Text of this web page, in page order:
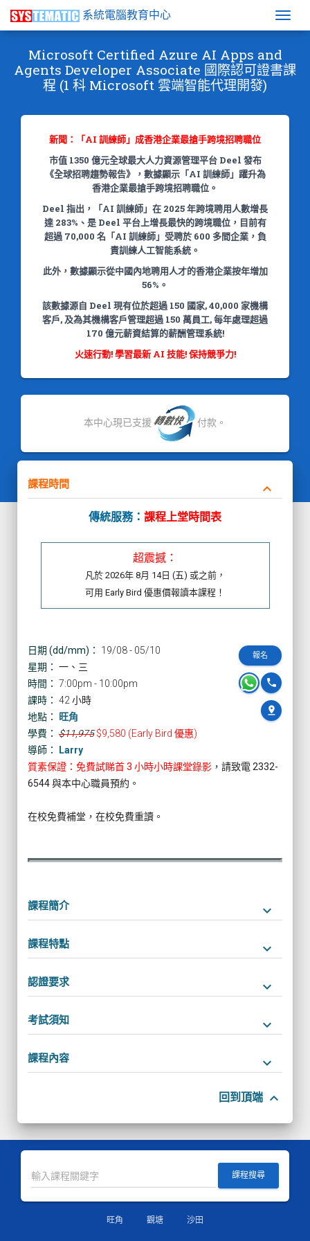
系統電腦教育中心
Microsoft Certified Azure AI Apps and
Agents Developer Associate 國際認可證書課
程 (1 科 Microsoft 雲端智能代理開發)
新聞：「AI 訓練師」成香港企業最搶手跨境招聘職位
市值 1350 億元全球最大人力資源管理平台 Deel 發布
《全球招聘趨勢報告》，數據顯示「AI 訓練師」躍升為
香港企業最搶手跨境招聘職位。
Deel 指出，「AI 訓練師」在 2025 年跨境聘用人數增長
達 283%、是 Deel 平台上增長最快的跨境職位，目前有
超過 70,000 名「AI 訓練師」受聘於 600 多間企業，負
責訓練人工智能系統。
此外，數據顯示從中國內地聘用人才的香港企業按年增加
56%。
該數據源自 Deel 現有位於超過 150 國家, 40,000 家機構
客戶, 及為其機構客戶管理超過 150 萬員工, 每年處理超過
170 億元薪資結算的薪酬管理系統!
火速行動! 學習最新 AI 技能! 保持競爭力!
本中心現已支援 付款。
課程時間 keyboard_arrow_down
傳統服務： 課程上堂時間表
超震撼：
凡於 2026年 8月 14日 (五) 或之前，
可用 Early Bird 優惠價報讀本課程！
日期 (dd/mm)： 19/08 - 05/10 報名
phone
pin_drop
星期： 一、三
時間： 7:00pm - 10:00pm
課時： 42 小時
地點：
旺角
學費： $11,975 $9,580 (Early Bird 優惠)
導師：
Larry
質素保證：免費試睇首 3 小時小時課堂錄影 ，請致電 2332-
6544 與本中心職員預約。
在校免費補堂，在校免費重讀。
課程簡介 keyboard_arrow_down
課程特點 keyboard_arrow_down
認證要求 keyboard_arrow_down
考試須知 keyboard_arrow_down
課程內容 keyboard_arrow_down
回到頂端 keyboard_arrow_up
課程搜尋
旺角 觀塘 沙田